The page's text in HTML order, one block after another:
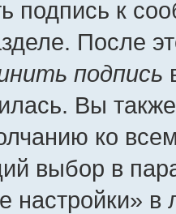
подпись к
После
подпись
Вы
ко
выбор в
настройки»